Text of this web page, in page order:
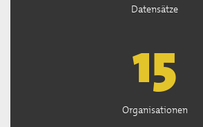
Datensätze
15
Organisationen